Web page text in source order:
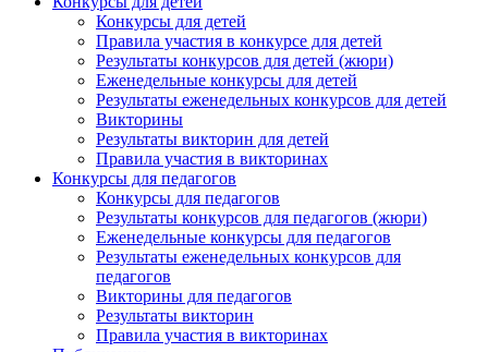
Конкурсы для детей
Конкурсы для детей
Правила участия в конкурсе для детей
Результаты конкурсов для детей (жюри)
Еженедельные конкурсы для детей
Результаты еженедельных конкурсов для детей
Викторины
Результаты викторин для детей
Правила участия в викторинах
Конкурсы для педагогов
Конкурсы для педагогов
Результаты конкурсов для педагогов (жюри)
Еженедельные конкурсы для педагогов
Результаты еженедельных конкурсов для
педагогов
Викторины для педагогов
Результаты викторин
Правила участия в викторинах